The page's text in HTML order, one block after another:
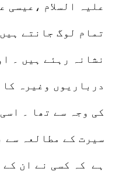
علیہ السلام ،عیسی
تمام لوگ جانتے
نشانہ رہئے ہیں ۔
درباریوں وغیرہ
کی وجہ سے تھا ۔
سیرت کے مطالعہ سے
ہے کہ کسی نے ان